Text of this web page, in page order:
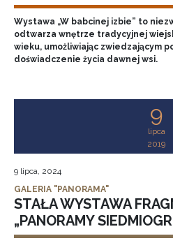
Wystawa „W babcinej izbie” to
odtwarza wnętrze tradycyjnej
wieku, umożliwiając zwiedzającym
doświadczenie życia dawnej wsi.
9
lipca
2019
9 lipca, 2024
GALERIA "PANORAMA"
STAŁA WYSTAWA
„PANORAMY